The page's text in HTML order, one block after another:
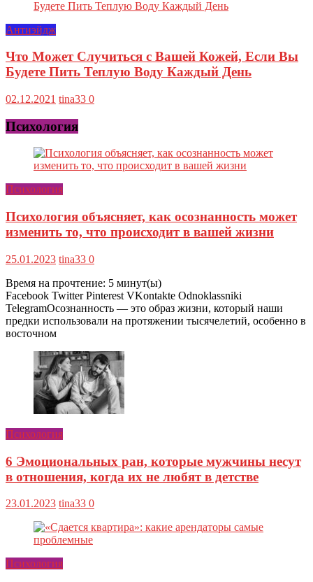
Антиэйдж
Что Может Случиться с Вашей Кожей, Если Вы
Будете Пить Теплую Воду Каждый День
02.12.2021 tina33 0
Психология
Психология
Психология объясняет, как осознанность может
изменить то, что происходит в вашей жизни
25.01.2023 tina33 0
Время на прочтение: 5 минут(ы)
Facebook Twitter Pinterest VKontakte Odnoklassniki
TelegramОсознанность — это образ жизни, который наши
предки использовали на протяжении тысячелетий, особенно в
восточном
Психология
6 Эмоциональных ран, которые мужчины несут
в отношения, когда их не любят в детстве
23.01.2023 tina33 0
Психология